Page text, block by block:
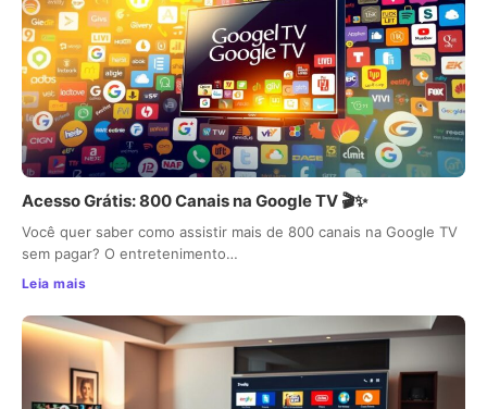
Acesso Grátis: 800 Canais na Google TV 🎬✨
Você quer saber como assistir mais de 800 canais na Google TV
sem pagar? O entretenimento…
Leia mais